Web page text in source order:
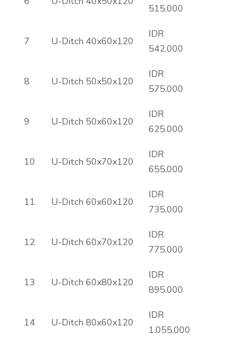
515.000
7 U-Ditch 40x60x120
IDR
542.000
8 U-Ditch 50x50x120
IDR
575.000
9 U-Ditch 50x60x120
IDR
625.000
10 U-Ditch 50x70x120
IDR
655.000
11 U-Ditch 60x60x120
IDR
735.000
12 U-Ditch 60x70x120
IDR
775.000
13 U-Ditch 60x80x120
IDR
895.000
14 U-Ditch 80x60x120
IDR
1.055.000